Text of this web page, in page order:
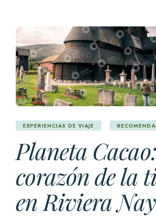
EXPERIENCIAS DE VIAJE
Planeta
corazón de la
en Riviera